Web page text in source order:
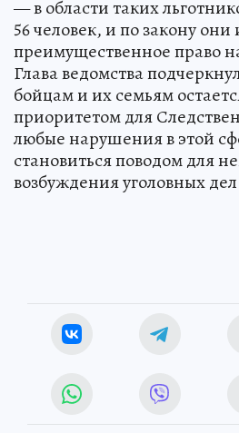
— в области таких
56 человек, и по закону
преимущественное право
Глава ведомства
бойцам и их семьям
приоритетом для
любые нарушения в этой
становиться поводом для
возбуждения уголовных